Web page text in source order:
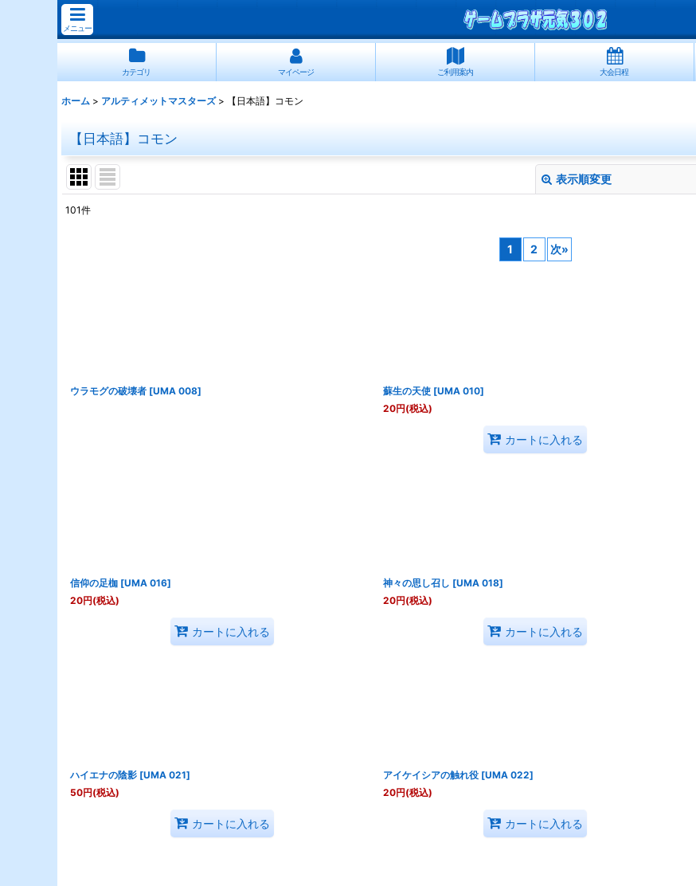
メニュー
カテゴリ マイページ ご利用案内 大会日程
ホーム > アルティメットマスターズ > 【日本語】コモン
【日本語】コモン
表示順変更
101件
1 2 次»
ウラモグの破壊者 [UMA 008] 蘇生の天使 [UMA 010]
20円(税込)
カートに入れる
信仰の足枷 [UMA 016]
20円(税込)
カートに入れる
神々の思し召し [UMA 018]
20円(税込)
カートに入れる
ハイエナの陰影 [UMA 021]
50円(税込)
カートに入れる
アイケイシアの触れ役 [UMA 022]
20円(税込)
カートに入れる